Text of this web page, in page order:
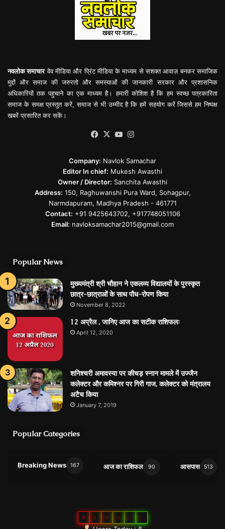
नवलोक समाचारवेव मीडिया और प्रिंट मीडिया के माध्यम से सशक्त आवाज़ बनकर समाजिक
मुद्दों और समाज की जरुरतो और समस्याओं की जानकारी सरकार और प्रशासनिक
अधिकारियों तक पहुचाने का एक माध्यम है। हमारी कोशिश है कि हम स्वच्छ पत्रकारिता
समाज के समक्ष प्रस्तुत करें, समाज से भी उम्मीद है कि हमें सहयोग करें जिससे हम निष्पक्ष
खबरें प्रसारित कर सकें।
Facebook
X YouTube
Company: Navlok Samachar
Editor In chief: Mukesh Awasthi
Owner / Director: Sanchita Awasthi
Address: 150, Raghuwanshi Pura Ward, Sohagpur,
Narmdapuram, Madhya Pradesh - 461771
Contact: +91 9425643702, +917748051106
Email: navloksamachar2015@gmail.com
Popular News
मुख्यमंत्री श्री चौहान ने एकलव्य विद्यालयों के पुरस्कृत
छात्र-छात्राओं के साथ पौध-रोपण किया
November 8, 2022
12 अप्रैल , जानिए आज का सटीक राशिफलः
April 12, 2020
शनिश्चरी अमावस्या पर कीचड़ स्नान मामले में उज्जैन
कलेक्टर और कमिश्नर पर गिरी गाज, कलेक्टर को मंत्रालय
अटैच किया
January 7, 2019
Popular Categories
Breaking News 167 आज का राशिफल 90 आसपास 513
0 1 0 8 2 2